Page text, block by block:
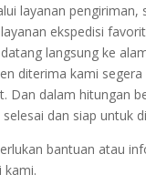
layanan pengiriman,
ekspedisi
langsung ke
diterima kami
Dan dalam hitungan
dan siap untuk
bantuan atau
kami.